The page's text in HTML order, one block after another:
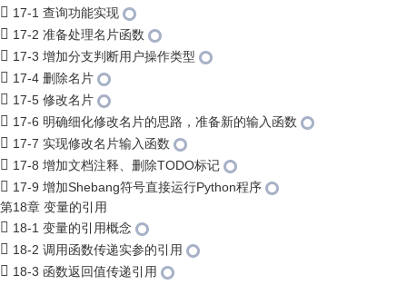
17-1 查询功能实现
17-2 准备处理名片函数
17-3 增加分支判断用户操作类型
17-4 删除名片
17-5 修改名片
17-6 明确细化修改名片的思路，准备新的输入函数
17-7 实现修改名片输入函数
17-8 增加文档注释、删除TODO标记
17-9 增加Shebang符号直接运行Python程序
第18章 变量的引用
18-1 变量的引用概念
18-2 调用函数传递实参的引用
18-3 函数返回值传递引用